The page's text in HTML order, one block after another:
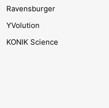
Ravensburger
YVolution
KONIK Science